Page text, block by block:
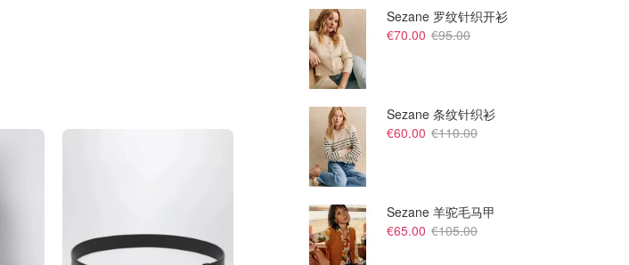
Sezane 罗纹针织开衫
€70.00 €95.00
Sezane 条纹针织衫
€60.00 €110.00
Sezane 羊驼毛马甲
€65.00 €105.00